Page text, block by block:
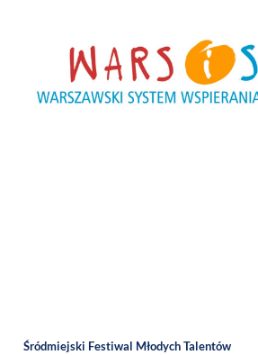
Śródmiejski Festiwal Młodych Talentów